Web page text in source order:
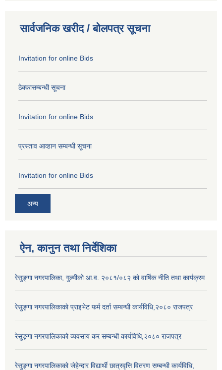
सार्वजनिक खरीद / बोलपत्र सूचना
Invitation for online Bids
ठेक्कासम्बन्धी सूचना
Invitation for online Bids
प्रस्ताव आव्हान सम्बन्धी सूचना
Invitation for online Bids
अन्य
ऐन, कानुन तथा निर्देशिका
रेसुङ्गा नगरपालिका, गुल्मीको आ.व. २०८१/०८२ को वार्षिक नीति तथा कार्यक्रम
रेसुङ्गा नगरपालिकाकाे प्राइभेट फर्म दर्ता सम्बन्धी कार्यविधि,२०८० राजपत्र
रेसुङ्गा नगरपालिकाको व्यवसाय कर सम्बन्धी कार्यविधि,२०८० राजपत्र
रेसुङ्गा नगरपालिकाको जेहेन्दार विद्यार्थी छात्रवृत्ति वितरण सम्बन्धी कार्यविधि,